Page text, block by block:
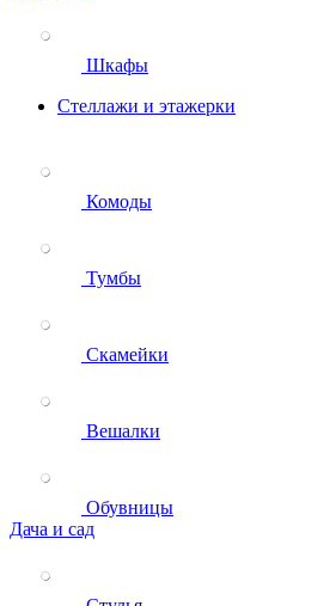
Шкафы
Стеллажи и этажерки
Комоды
Тумбы
Скамейки
Вешалки
Обувницы
Дача и сад